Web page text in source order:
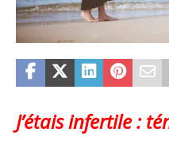
J’étais infertile :